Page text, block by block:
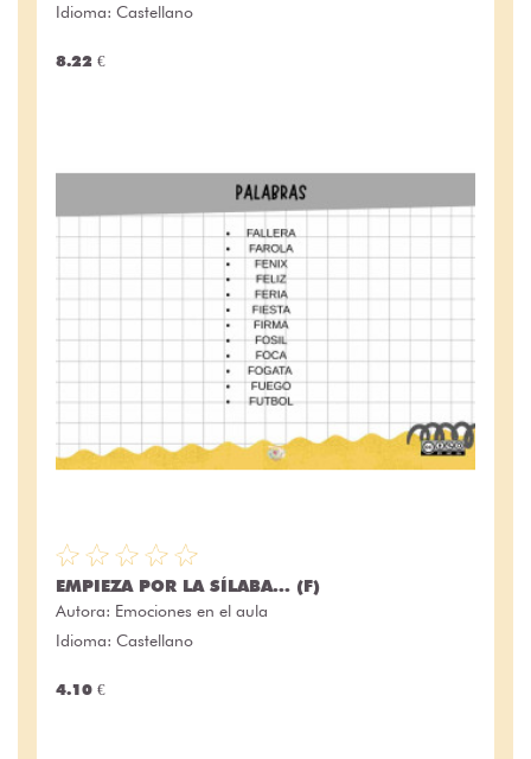
Idioma: Castellano
8.22 €
EMPIEZA POR LA SÍLABA... (F)
Autora: Emociones en el aula
Idioma: Castellano
4.10 €